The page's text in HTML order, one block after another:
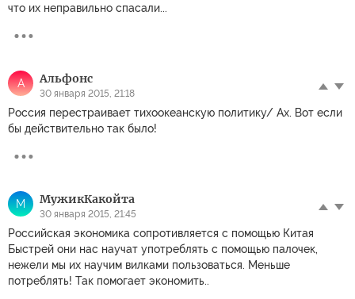
что их неправильно спасали...
А Альфонс
30 января 2015, 21:18
Россия перестраивает тихоокеанскую политику/ Ах. Вот если
бы действительно так было!
М МужикКакойта
30 января 2015, 21:45
Российская экономика сопротивляется с помощью Китая
Быстрей они нас научат употреблять с помощью палочек,
нежели мы их научим вилками пользоваться. Меньше
потреблять! Так помогает экономить..